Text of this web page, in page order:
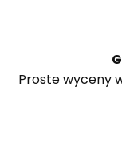
Proste wyceny